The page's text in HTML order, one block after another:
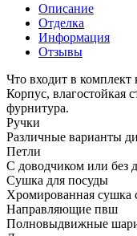
Описание
Отделка
Информация
Отзывы
Что входит в комплект
Корпус, влагостойкая
фурнитура.
Ручки
Различные варианты
Петли
С доводчиком или без
Сушка для посуды
Хромированная
Направляющие пвш
Полновыдвижные